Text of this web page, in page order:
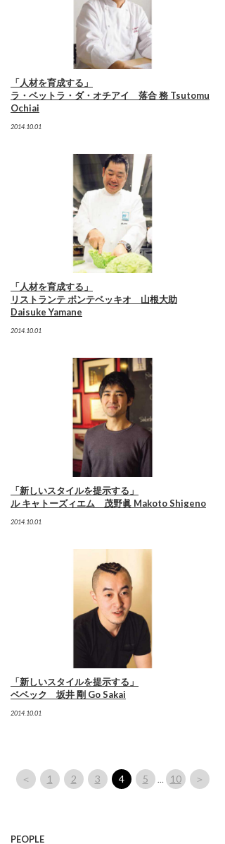
「人材を育成する」
ラ・ベットラ・ダ・オチアイ 落合 務 Tsutomu
Ochiai
2014.10.01
「人材を育成する」
リストランテ ポンテベッキオ 山根大助
Daisuke Yamane
2014.10.01
「新しいスタイルを提示する」
ル キャトーズィエム 茂野眞 Makoto Shigeno
2014.10.01
「新しいスタイルを提示する」
ベベック 坂井 剛 Go Sakai
2014.10.01
＜ 1 2 3 4 5 … 10 ＞
PEOPLE